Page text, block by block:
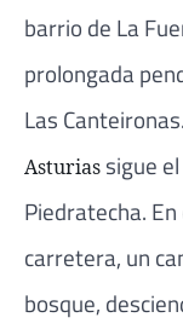
barrio de La
prolongada
Las
Asturias sigue
Piedratecha.
carretera, un
bosque,